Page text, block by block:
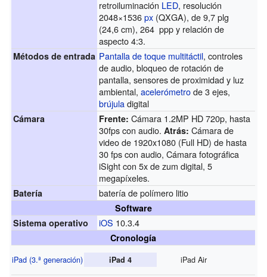
retroiluminación LED, resolución
2048×1536px (QXGA), de 9,7 plg
(24,6 cm), 264 ppp y relación de
aspecto 4:3.
Métodos de entrada Pantalla de toque multitáctil, controles
de audio, bloqueo de rotación de
pantalla, sensores de proximidad y luz
ambiental,acelerómetrode 3 ejes,
brújuladigital
Cámara Frente: Cámara 1.2MP HD 720p, hasta
30fps con audio.Atrás: Cámara de
video de 1920x1080 (Full HD) de hasta
30 fps con audio, Cámara fotográfica
iSight con 5x de zum digital, 5
megapíxeles.
Batería batería de polímero litio
Software
Sistema operativo
iOS 10.3.4
Cronología
iPad (3.ª generación) iPad 4 iPad Air